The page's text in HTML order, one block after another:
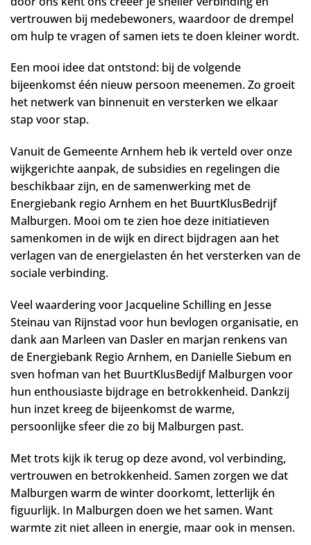
vertrouwen bij medebewoners, waardoor de drempel
om hulp te vragen of samen iets te doen kleiner wordt.
Een mooi idee dat ontstond: bij de volgende
bijeenkomst één nieuw persoon meenemen. Zo groeit
het netwerk van binnenuit en versterken we elkaar
stap voor stap.
Vanuit de Gemeente Arnhem heb ik verteld over onze
wijkgerichte aanpak, de subsidies en regelingen die
beschikbaar zijn, en de samenwerking met de
Energiebank regio Arnhem en het BuurtKlusBedrijf
Malburgen. Mooi om te zien hoe deze initiatieven
samenkomen in de wijk en direct bijdragen aan het
verlagen van de energielasten én het versterken van de
sociale verbinding.
Veel waardering voor Jacqueline Schilling en Jesse
Steinau van Rijnstad voor hun bevlogen organisatie, en
dank aan Marleen van Dasler en marjan renkens van
de Energiebank Regio Arnhem, en Danielle Siebum en
sven hofman van het BuurtKlusBedijf Malburgen voor
hun enthousiaste bijdrage en betrokkenheid. Dankzij
hun inzet kreeg de bijeenkomst de warme,
persoonlijke sfeer die zo bij Malburgen past.
Met trots kijk ik terug op deze avond, vol verbinding,
vertrouwen en betrokkenheid. Samen zorgen we dat
Malburgen warm de winter doorkomt, letterlijk én
figuurlijk. In Malburgen doen we het samen. Want
warmte zit niet alleen in energie, maar ook in mensen.